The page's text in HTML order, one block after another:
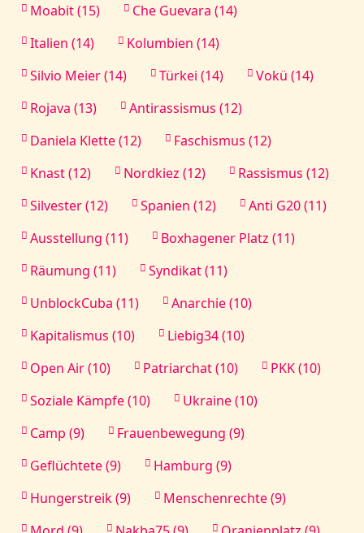
Moabit (15)
Che Guevara (14)
Italien (14)
Kolumbien (14)
Silvio Meier (14)
Türkei (14)
Vokü (14)
Rojava (13)
Antirassismus (12)
Daniela Klette (12)
Faschismus (12)
Knast (12)
Nordkiez (12)
Rassismus (12)
Silvester (12)
Spanien (12)
Anti G20 (11)
Ausstellung (11)
Boxhagener Platz (11)
Räumung (11)
Syndikat (11)
UnblockCuba (11)
Anarchie (10)
Kapitalismus (10)
Liebig34 (10)
Open Air (10)
Patriarchat (10)
PKK (10)
Soziale Kämpfe (10)
Ukraine (10)
Camp (9)
Frauenbewegung (9)
Geflüchtete (9)
Hamburg (9)
Hungerstreik (9)
Menschenrechte (9)